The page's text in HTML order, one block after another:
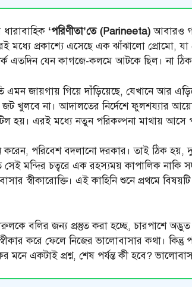
ধারাবাহিক ‘পরিণীতা’তে (Parineeta)আবারও
মধ্যে প্রকাশ্যে এসেছে এক ঝাঁঝালো প্রোমো, যা
এতদিন যেন কাগজে-কলমে আটকে ছিল। না ঠিক
এমন জায়গায় গিয়ে দাঁড়িয়েছে, যেখানে
খুলবে না। আদালতের নির্দেশে ফুলশয্যার
হয়। এরই মধ্যে নতুন পরিকল্পনা মাথায় আসে
করেন, পরিবেশ বদলানো দরকার। তাই ঠিক হয়,
সেই মন্দির চত্বরে এক রহস্যময় কাপালিক নাকি
স্বীকারোক্তি। এই কাহিনি শুনে প্রথমে
বলির জন্য প্রস্তুত করা হচ্ছে, চারপাশে
করে ফেলে নিজের ভালোবাসার কথা।
মনে একটাই প্রশ্ন, শেষ পর্যন্ত কী হবে?